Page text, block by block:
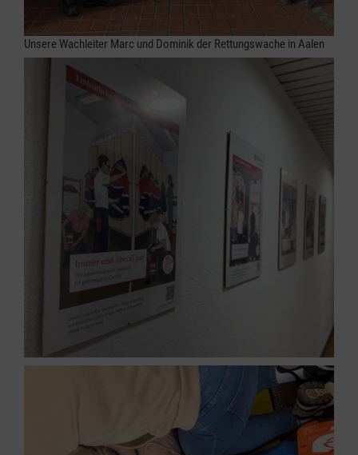
Unsere Wachleiter Marc und Dominik der Rettungswache in Aalen